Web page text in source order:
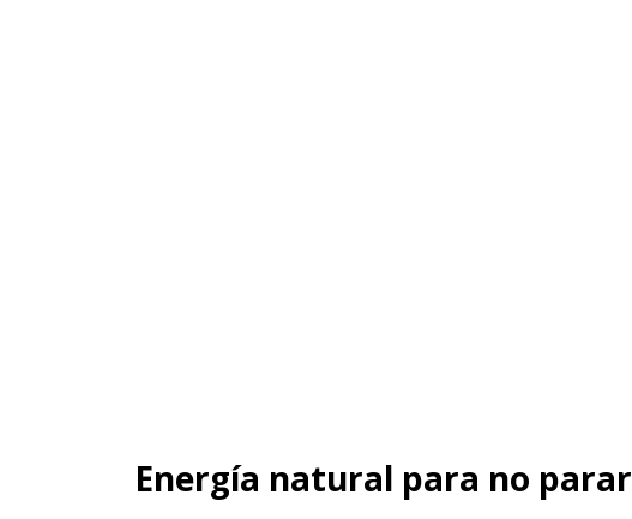
Energía natural para no parar